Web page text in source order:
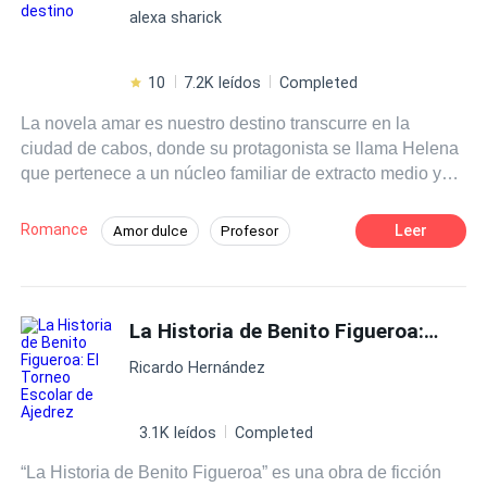
alexa sharick
10 7.2K leídos Completed
La novela amar es nuestro destino transcurre en la
ciudad de cabos, donde su protagonista se llama Helena
que pertenece a un núcleo familiar de extracto medio y
a una de las familias mas reconocida. Después de ver
terminado la escuela las dos se postulan a la medicine
viaje se van a un restaurante que realiza un evento de
música y una de las bandas es de la ciudad. Helena se
pone feliz porque es su banda local favorita, Isa tiene la
oportunidad de presentarle el vocalista a helena siendo
el destino quien los une, su amor era real hasta que el
después de ver terminado la universidad helena vuelve a
Romance Amor dulce Profesor
Primer Amor
Leer
La Historia de Benito Figueroa: El Torneo Escolar de Ajedrez
Ricardo Hernández
3.1K leídos Completed
“La Historia de Benito Figueroa” es una obra de ficción